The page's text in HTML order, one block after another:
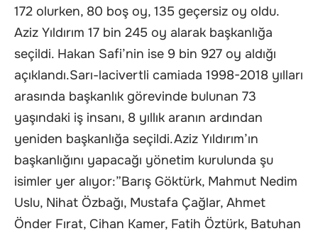
172 olurken, 80 boş oy, 135 geçersiz oy oldu.
Aziz Yıldırım 17 bin 245 oy alarak başkanlığa
seçildi. Hakan Safi’nin ise 9 bin 927 oy aldığı
açıklandı.Sarı-lacivertli camiada 1998-2018 yılları
arasında başkanlık görevinde bulunan 73
yaşındaki iş insanı, 8 yıllık aranın ardından
yeniden başkanlığa seçildi.Aziz Yıldırım’ın
başkanlığını yapacağı yönetim kurulunda şu
isimler yer alıyor:”Barış Göktürk, Mahmut Nedim
Uslu, Nihat Özbağı, Mustafa Çağlar, Ahmet
Önder Fırat, Cihan Kamer, Fatih Öztürk, Batuhan